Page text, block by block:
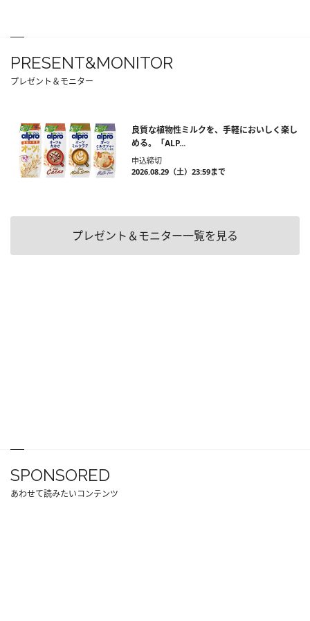
PRESENT&MONITOR
プレゼント＆モニター
良質な植物性ミルクを、手軽においしく楽し
める。「ALP...
申込締切
2026.08.29（土）23:59まで
プレゼント＆モニター一覧を見る
SPONSORED
あわせて読みたいコンテンツ